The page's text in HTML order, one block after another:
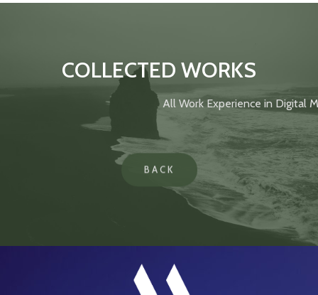
COLLECTED WORKS
All Work Experience in Digital Marketing and in Various Fields
BACK